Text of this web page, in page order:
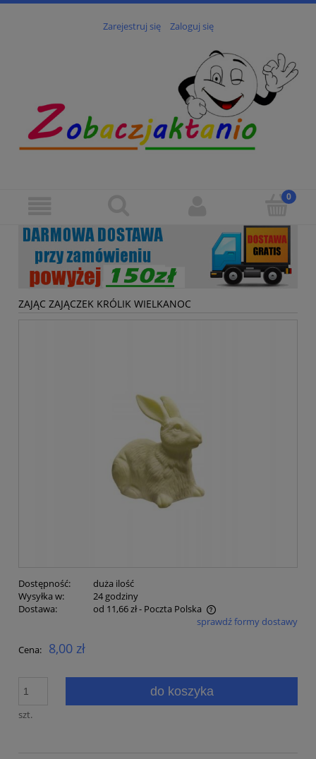
Zarejestruj się Zaloguj się
ZAJĄC ZAJĄCZEK KRÓLIK WIELKANOC
Dostępność:
duża ilość
Wysyłka w:
24 godziny
Dostawa:
od 11,66 zł- Poczta Polska
Cena nie zawiera ewentualnych kosztów płatnościsprawdź formy dostawy
Cena: 8,00 zł
szt.
do koszyka